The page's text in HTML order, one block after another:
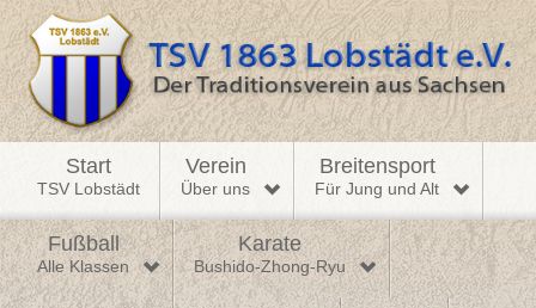
Start
TSV Lobstädt
Verein
Über uns
Breitensport
Für Jung und Alt
Fußball
Alle Klassen
Karate
Bushido-Zhong-Ryu